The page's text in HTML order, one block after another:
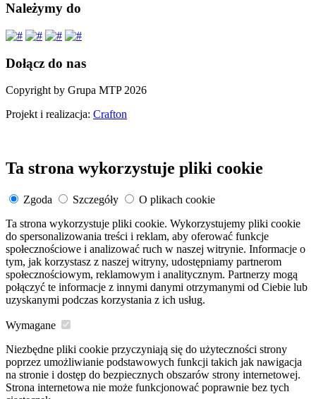
Należymy do
Dołącz do nas
Copyright by Grupa MTP 2026
Projekt i realizacja: Crafton
Ta strona wykorzystuje pliki cookie
Zgoda Szczegóły
O plikach cookie
Ta strona wykorzystuje pliki cookie. Wykorzystujemy pliki cookie
do spersonalizowania treści i reklam, aby oferować funkcje
społecznościowe i analizować ruch w naszej witrynie. Informacje o
tym, jak korzystasz z naszej witryny, udostępniamy partnerom
społecznościowym, reklamowym i analitycznym. Partnerzy mogą
połączyć te informacje z innymi danymi otrzymanymi od Ciebie lub
uzyskanymi podczas korzystania z ich usług.
Wymagane
Niezbędne pliki cookie przyczyniają się do użyteczności strony
poprzez umożliwianie podstawowych funkcji takich jak nawigacja
na stronie i dostęp do bezpiecznych obszarów strony internetowej.
Strona internetowa nie może funkcjonować poprawnie bez tych